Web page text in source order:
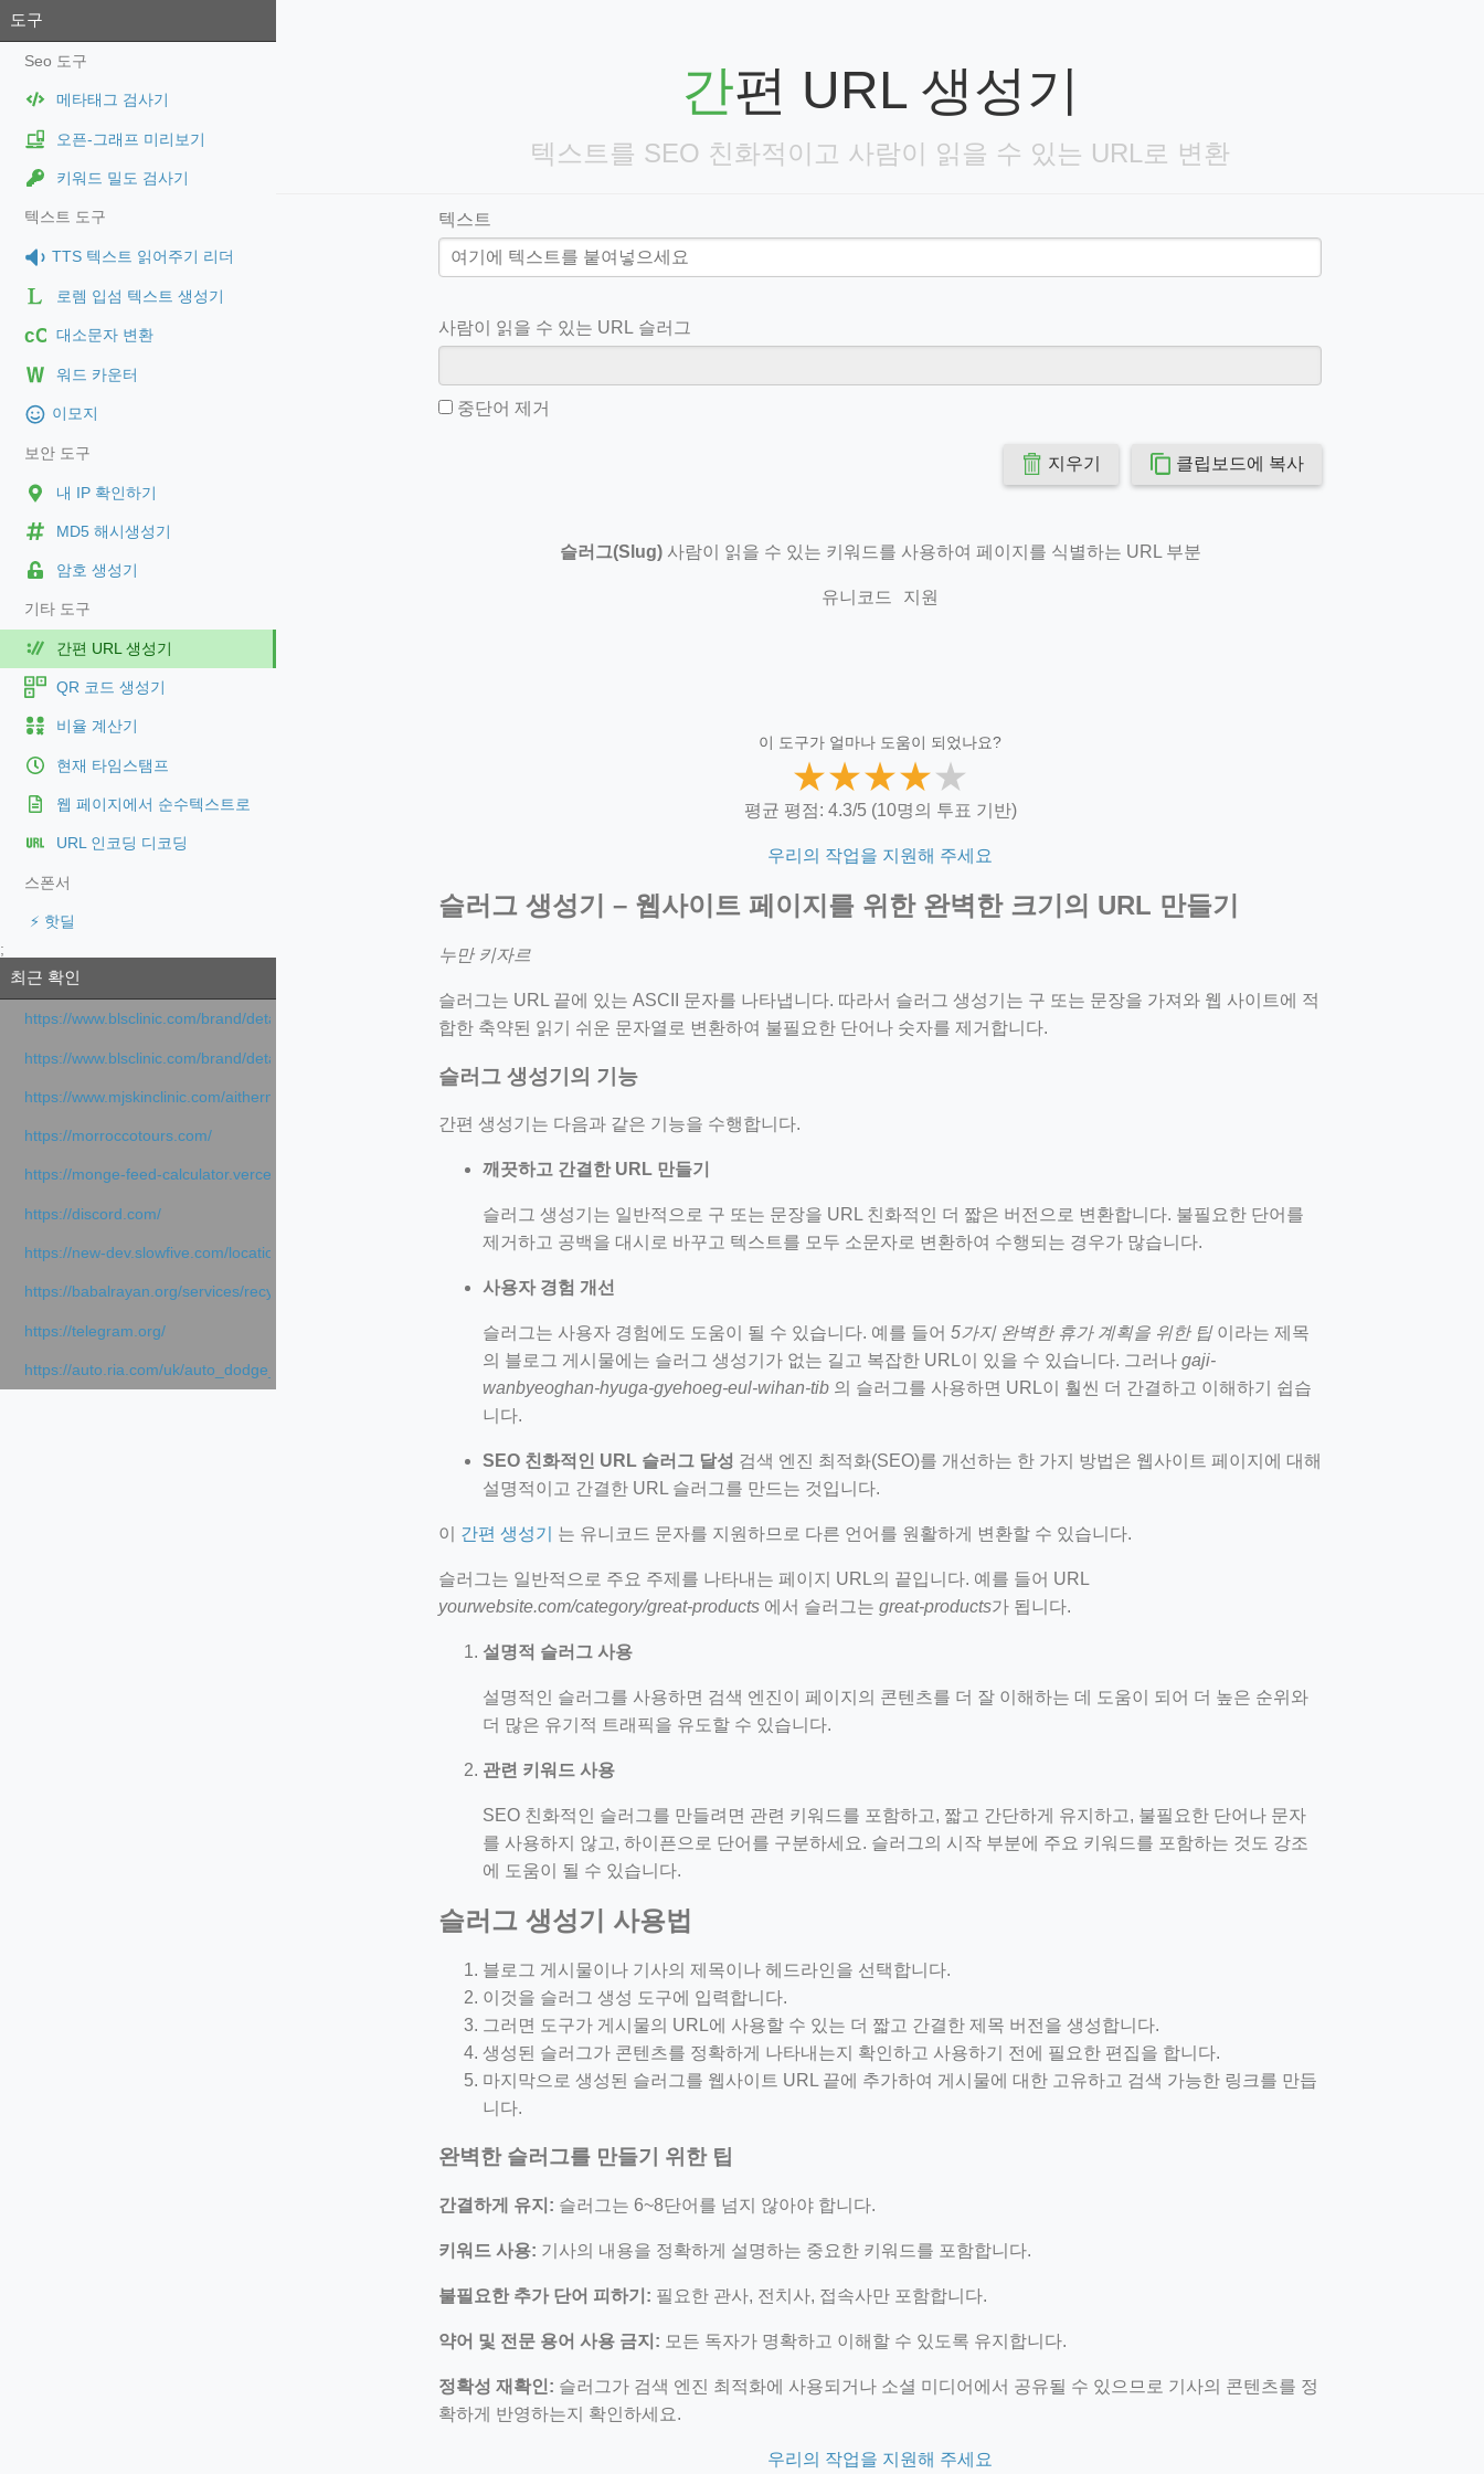
도구
Seo 도구
메타태그 검사기
오픈-그래프 미리보기
키워드 밀도 검사기
텍스트 도구
TTS 텍스트 읽어주기 리더
로렘 입섬 텍스트 생성기
cC 대소문자 변환
워드 카운터
이모지
보안 도구
내 IP 확인하기
MD5 해시생성기
암호 생성기
기타 도구
간편 URL 생성기
QR 코드 생성기
비율 계산기
현재 타임스탬프
웹 페이지에서 순수텍스트로
URL 인코딩 디코딩
스폰서
⚡ 핫딜
;
최근 확인
https://www.blsclinic.com/brand/detail.php
https://www.blsclinic.com/brand/detail.php?c=1013&n=29306
https://www.mjskinclinic.com/aithermage
https://morroccotours.com/
https://monge-feed-calculator.vercel.app/feed-calculator
https://discord.com/
https://new-dev.slowfive.com/location/co-work?lat=37.49813&lng=127.0284&zoom=16
https://babalrayan.org/services/recycling-shredder-plant-equipment/scrap-shredder-fabrication
https://telegram.org/
https://auto.ria.com/uk/auto_dodge_hornet_40045560.html
간편 URL 생성기
텍스트를 SEO 친화적이고 사람이 읽을 수 있는 URL로 변환
텍스트
사람이 읽을 수 있는 URL 슬러그
중단어 제거
지우기 클립보드에 복사
슬러그(Slug)사람이 읽을 수 있는 키워드를 사용하여 페이지를 식별하는 URL 부분
유니코드 지원
이 도구가 얼마나 도움이 되었나요?
★★★★★
평균 평점: 4.3/5 (10명의 투표 기반)
우리의 작업을 지원해 주세요
슬러그 생성기 – 웹사이트 페이지를 위한 완벽한 크기의 URL 만들기
누만 키자르
슬러그는 URL 끝에 있는 ASCII 문자를 나타냅니다. 따라서 슬러그 생성기는 구 또는 문장을 가져와 웹 사이트에 적
합한 축약된 읽기 쉬운 문자열로 변환하여 불필요한 단어나 숫자를 제거합니다.
슬러그 생성기의 기능
간편 생성기는 다음과 같은 기능을 수행합니다.
깨끗하고 간결한 URL 만들기
슬러그 생성기는 일반적으로 구 또는 문장을 URL 친화적인 더 짧은 버전으로 변환합니다. 불필요한 단어를
제거하고 공백을 대시로 바꾸고 텍스트를 모두 소문자로 변환하여 수행되는 경우가 많습니다.
사용자 경험 개선
슬러그는 사용자 경험에도 도움이 될 수 있습니다. 예를 들어 5가지 완벽한 휴가 계획을 위한 팁이라는 제목
의 블로그 게시물에는 슬러그 생성기가 없는 길고 복잡한 URL이 있을 수 있습니다. 그러나 gaji-
wanbyeoghan-hyuga-gyehoeg-eul-wihan-tib 의 슬러그를 사용하면 URL이 훨씬 더 간결하고 이해하기 쉽습
니다.
SEO 친화적인 URL 슬러그 달성 검색 엔진 최적화(SEO)를 개선하는 한 가지 방법은 웹사이트 페이지에 대해
설명적이고 간결한 URL 슬러그를 만드는 것입니다.
이 간편 생성기 는 유니코드 문자를 지원하므로 다른 언어를 원활하게 변환할 수 있습니다.
슬러그는 일반적으로 주요 주제를 나타내는 페이지 URL의 끝입니다. 예를 들어 URL
yourwebsite.com/category/great-products 에서 슬러그는 great-products가 됩니다.
설명적 슬러그 사용
설명적인 슬러그를 사용하면 검색 엔진이 페이지의 콘텐츠를 더 잘 이해하는 데 도움이 되어 더 높은 순위와
더 많은 유기적 트래픽을 유도할 수 있습니다.
관련 키워드 사용
SEO 친화적인 슬러그를 만들려면 관련 키워드를 포함하고, 짧고 간단하게 유지하고, 불필요한 단어나 문자
를 사용하지 않고, 하이픈으로 단어를 구분하세요. 슬러그의 시작 부분에 주요 키워드를 포함하는 것도 강조
에 도움이 될 수 있습니다.
슬러그 생성기 사용법
블로그 게시물이나 기사의 제목이나 헤드라인을 선택합니다.
이것을 슬러그 생성 도구에 입력합니다.
그러면 도구가 게시물의 URL에 사용할 수 있는 더 짧고 간결한 제목 버전을 생성합니다.
생성된 슬러그가 콘텐츠를 정확하게 나타내는지 확인하고 사용하기 전에 필요한 편집을 합니다.
마지막으로 생성된 슬러그를 웹사이트 URL 끝에 추가하여 게시물에 대한 고유하고 검색 가능한 링크를 만듭
니다.
완벽한 슬러그를 만들기 위한 팁
간결하게 유지: 슬러그는 6~8단어를 넘지 않아야 합니다.
키워드 사용: 기사의 내용을 정확하게 설명하는 중요한 키워드를 포함합니다.
불필요한 추가 단어 피하기: 필요한 관사, 전치사, 접속사만 포함합니다.
약어 및 전문 용어 사용 금지: 모든 독자가 명확하고 이해할 수 있도록 유지합니다.
정확성 재확인: 슬러그가 검색 엔진 최적화에 사용되거나 소셜 미디어에서 공유될 수 있으므로 기사의 콘텐츠를 정
확하게 반영하는지 확인하세요.
우리의 작업을 지원해 주세요